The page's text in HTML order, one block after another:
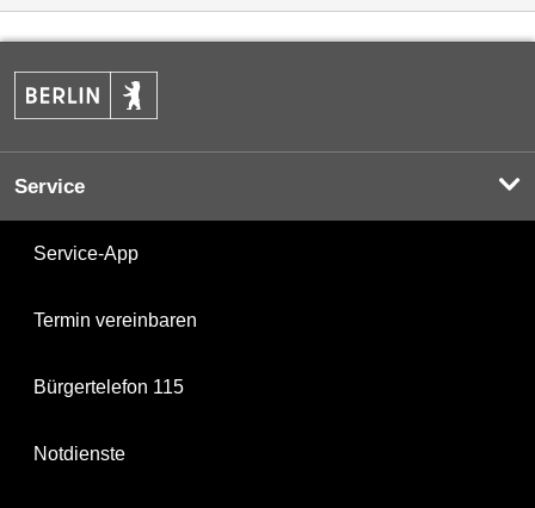
Service
Service-App
Termin vereinbaren
Bürgertelefon 115
Notdienste